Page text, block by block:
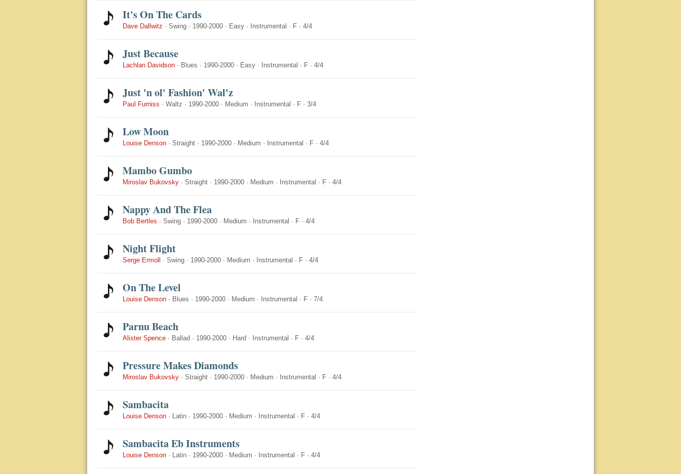
It's On The Cards
Dave Dallwitz · Swing · 1990-2000 · Easy · Instrumental · F · 4/4
Just Because
Lachlan Davidson · Blues · 1990-2000 · Easy · Instrumental · F · 4/4
Just 'n ol' Fashion' Wal'z
Paul Furniss · Waltz · 1990-2000 · Medium · Instrumental · F · 3/4
Low Moon
Louise Denson · Straight · 1990-2000 · Medium · Instrumental · F · 4/4
Mambo Gumbo
Miroslav Bukovsky · Straight · 1990-2000 · Medium · Instrumental · F · 4/4
Nappy And The Flea
Bob Bertles · Swing · 1990-2000 · Medium · Instrumental · F · 4/4
Night Flight
Serge Ermoll · Swing · 1990-2000 · Medium · Instrumental · F · 4/4
On The Level
Louise Denson · Blues · 1990-2000 · Medium · Instrumental · F · 7/4
Parnu Beach
Alister Spence · Ballad · 1990-2000 · Hard · Instrumental · F · 4/4
Pressure Makes Diamonds
Miroslav Bukovsky · Straight · 1990-2000 · Medium · Instrumental · F · 4/4
Sambacita
Louise Denson · Latin · 1990-2000 · Medium · Instrumental · F · 4/4
Sambacita Eb Instruments
Louise Denson · Latin · 1990-2000 · Medium · Instrumental · F · 4/4